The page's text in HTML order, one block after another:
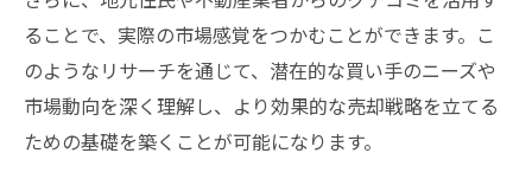
ることで、実際の市場感覚をつかむことができます。こ
のようなリサーチを通じて、潜在的な買い手のニーズや
市場動向を深く理解し、より効果的な売却戦略を立てる
ための基礎を築くことが可能になります。